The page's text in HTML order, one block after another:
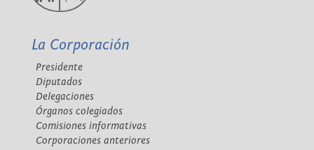
La Corporación
Presidente
Diputados
Delegaciones
Órganos colegiados
Comisiones informativas
Corporaciones anteriores